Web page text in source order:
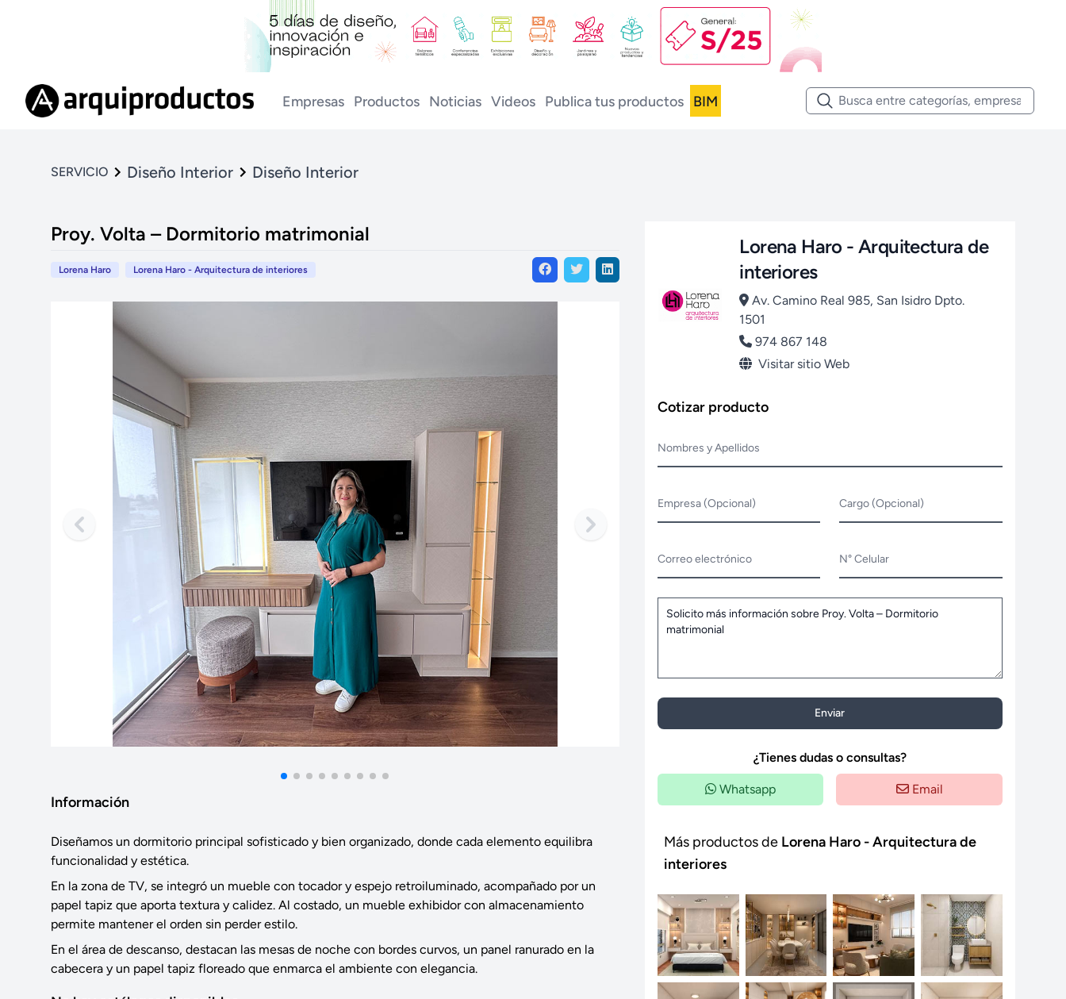
Empresas Productos Noticias Videos Publica tus productos BIM
SERVICIO Diseño Interior Diseño Interior
Proy. Volta – Dormitorio matrimonial
Lorena Haro Lorena Haro - Arquitectura de interiores
Información
Diseñamos un dormitorio principal sofisticado y bien organizado, donde cada elemento equilibra
funcionalidad y estética.
En la zona de TV, se integró un mueble con tocador y espejo retroiluminado, acompañado por un
papel tapiz que aporta textura y calidez. Al costado, un mueble exhibidor con almacenamiento
permite mantener el orden sin perder estilo.
En el área de descanso, destacan las mesas de noche con bordes curvos, un panel ranurado en la
cabecera y un papel tapiz floreado que enmarca el ambiente con elegancia.
Lorena Haro - Arquitectura de
interiores
Av. Camino Real 985, San Isidro Dpto.
1501
974 867 148
Visitar sitio Web
Cotizar producto
Nombres y Apellidos
Empresa (Opcional) Cargo (Opcional)
Correo electrónico N° Celular
Enviar
¿Tienes dudas o consultas?
Whatsapp Email
Más productos de Lorena Haro - Arquitectura de
interiores